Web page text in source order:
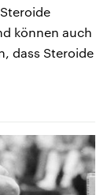
können auch
dass Steroide